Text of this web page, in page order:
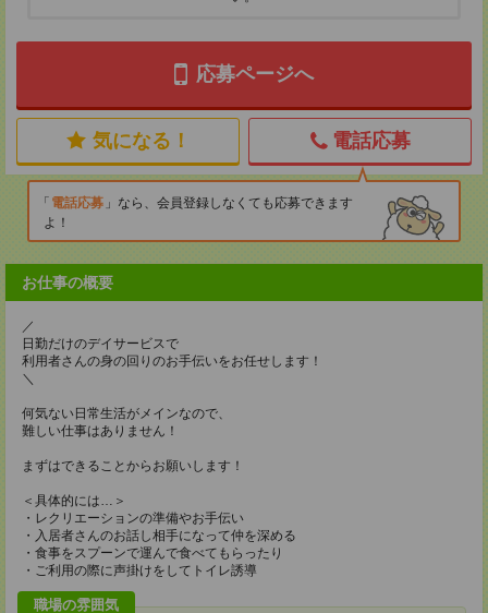
応募ページへ
気になる！ 電話応募
電話応募
なら、会員登録しなくても応募できます
よ！
お仕事の概要
／
日勤だけのデイサービスで
利用者さんの身の回りのお手伝いをお任せします！
＼
何気ない日常生活がメインなので、
難しい仕事はありません！
まずはできることからお願いします！
＜具体的には…＞
・レクリエーションの準備やお手伝い
・入居者さんのお話し相手になって仲を深める
・食事をスプーンで運んで食べてもらったり
・ご利用の際に声掛けをしてトイレ誘導
職場の雰囲気